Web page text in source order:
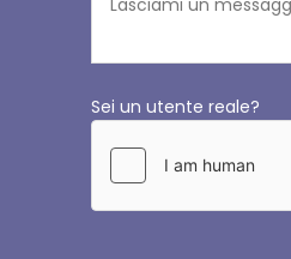
Sei un utente reale?